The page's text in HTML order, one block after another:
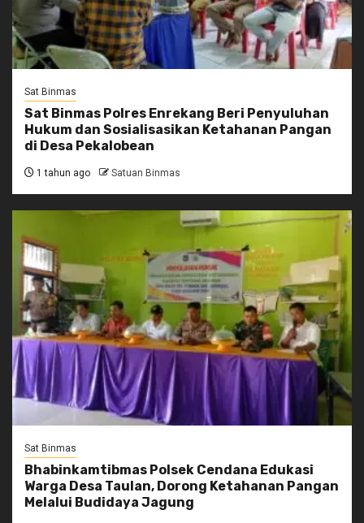
Sat Binmas
Sat Binmas Polres Enrekang Beri Penyuluhan
Hukum dan Sosialisasikan Ketahanan Pangan
di Desa Pekalobean
1 tahun ago Satuan Binmas
Sat Binmas
Bhabinkamtibmas Polsek Cendana Edukasi
Warga Desa Taulan, Dorong Ketahanan Pangan
Melalui Budidaya Jagung